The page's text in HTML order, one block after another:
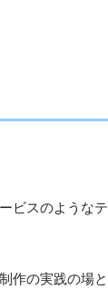
ビスのようなテ
作の実践の場と